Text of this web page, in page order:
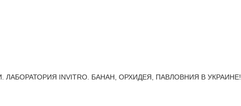
INVITRO. БАНАН, ОРХИДЕЯ, ПАВЛОВНИЯ В УКРАИНЕ!